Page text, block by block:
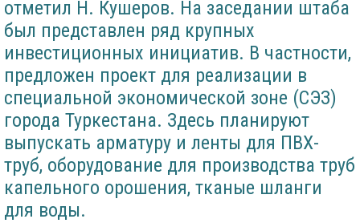
отметил Н. Кушеров. На заседании штаба
был представлен ряд крупных
инвестиционных инициатив. В частности,
предложен проект для реализации в
специальной экономической зоне (СЭЗ)
города Туркестана. Здесь планируют
выпускать арматуру и ленты для ПВХ-
труб, оборудование для производства труб
капельного орошения, тканые шланги
для воды.